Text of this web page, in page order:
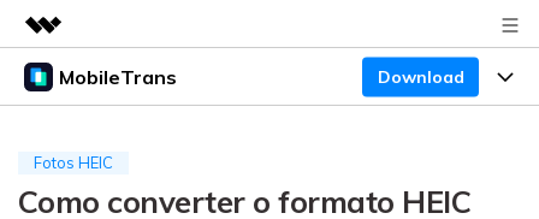
Produtos em destaque
Utilitários
Sobre nós
MobileTrans Download
Desktop
Preços
Fotos HEIC
Como converter o formato HEIC